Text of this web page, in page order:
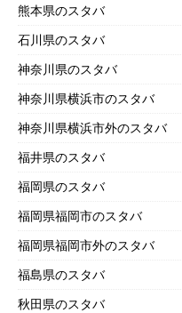
熊本県のスタバ
石川県のスタバ
神奈川県のスタバ
神奈川県横浜市のスタバ
神奈川県横浜市外のスタバ
福井県のスタバ
福岡県のスタバ
福岡県福岡市のスタバ
福岡県福岡市外のスタバ
福島県のスタバ
秋田県のスタバ